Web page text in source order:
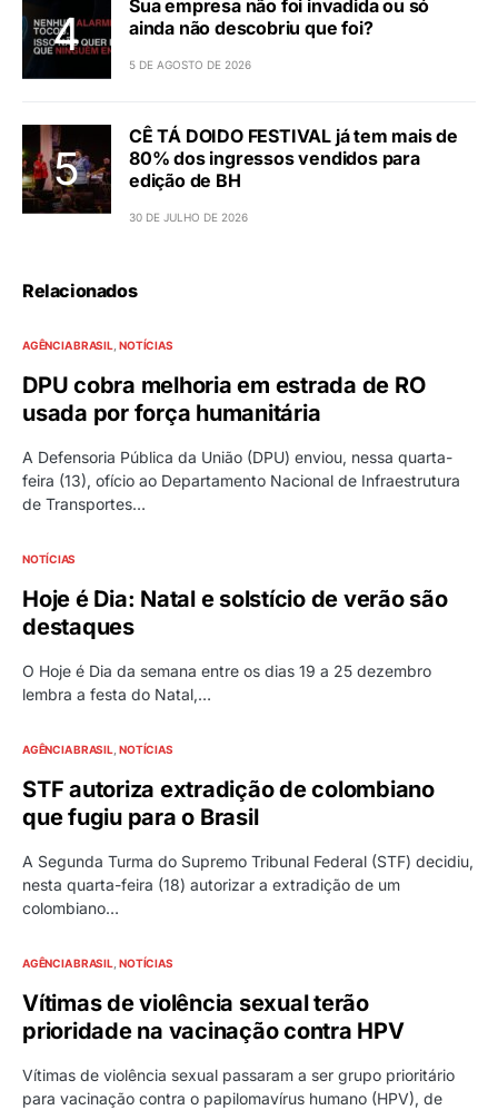
Sua empresa não foi invadida ou só
ainda não descobriu que foi?
5 DE AGOSTO DE 2026
CÊ TÁ DOIDO FESTIVAL já tem mais de
80% dos ingressos vendidos para
edição de BH
30 DE JULHO DE 2026
Relacionados
AGÊNCIA BRASIL NOTÍCIAS
DPU cobra melhoria em estrada de RO
usada por força humanitária
A Defensoria Pública da União (DPU) enviou, nessa quarta-
feira (13), ofício ao Departamento Nacional de Infraestrutura
de Transportes…
NOTÍCIAS
Hoje é Dia: Natal e solstício de verão são
destaques
O Hoje é Dia da semana entre os dias 19 a 25 dezembro
lembra a festa do Natal,…
AGÊNCIA BRASIL NOTÍCIAS
STF autoriza extradição de colombiano
que fugiu para o Brasil
A Segunda Turma do Supremo Tribunal Federal (STF) decidiu,
nesta quarta-feira (18) autorizar a extradição de um
colombiano…
AGÊNCIA BRASIL NOTÍCIAS
Vítimas de violência sexual terão
prioridade na vacinação contra HPV
Vítimas de violência sexual passaram a ser grupo prioritário
para vacinação contra o papilomavírus humano (HPV), de